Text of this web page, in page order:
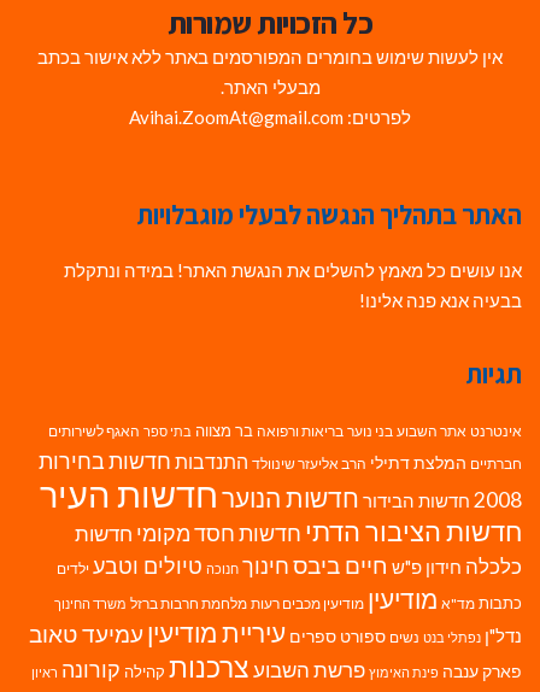
כל הזכויות שמורות
אין לעשות שימוש בחומרים המפורסמים באתר ללא אישור בכתב
מבעלי האתר.
לפרטים: Avihai.ZoomAt@gmail.com
האתר בתהליך הנגשה לבעלי מוגבלויות
אנו עושים כל מאמץ להשלים את הנגשת האתר! במידה ונתקלת
בבעיה אנא פנה אלינו!
תגיות
אינטרנט אתר השבוע בני נוער בריאות ורפואה בר מצווה בתי ספר האגף לשירותים
חברתיים המלצת דתילי הרב אליעזר שינוולד התנדבות חדשות בחירות
2008 חדשות הבידור חדשות הנוערחדשות העיר
חדשות הציבור הדתי חדשות חסד מקומי חדשות
כלכלה חידון פ"ש חיים ביבסחינוך חנוכה טיולים וטבע ילדים
כתבות מד"א מודיעין מודיעין מכבים רעות מלחמת חרבות ברזל משרד החינוך
נדל"ן נפתלי בנט נשים ספורט ספרים עיריית מודיעין עמיעד טאוב
פארק ענבה פינת האימוץ פרשת השבועצרכנות קהילה קורונה ראיון